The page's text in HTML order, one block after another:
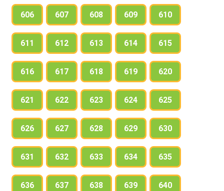
606 607 608 609 610
611 612 613 614 615
616 617 618 619 620
621 622 623 624 625
626 627 628 629 630
631 632 633 634 635
636 637 638 639 640